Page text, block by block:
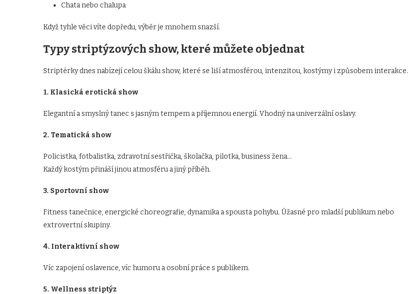
Chata nebo chalupa
Když tyhle věci víte dopředu, výběr je mnohem snazší.
Typy striptýzových show, které můžete objednat
Striptérky dnes nabízejí celou škálu show, které se liší atmosférou, intenzitou, kostýmy i způsobem interakce.
1. Klasická erotická show
Elegantní a smyslný tanec s jasným tempem a příjemnou energií. Vhodný na univerzální oslavy.
2. Tematická show
Policistka, fotbalistka, zdravotní sestřička, školačka, pilotka, business žena…
Každý kostým přináší jinou atmosféru a jiný příběh.
3. Sportovní show
Fitness tanečnice, energické choreografie, dynamika a spousta pohybu. Úžasné pro mladší publikum nebo
extrovertní skupiny.
4. Interaktivní show
Víc zapojení oslavence, víc humoru a osobní práce s publikem.
5. Wellness striptýz